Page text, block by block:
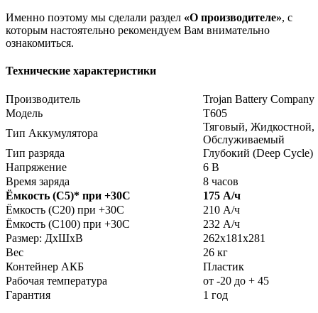
Именно поэтому мы сделали раздел «О производителе», с
которым настоятельно рекомендуем Вам внимательно
ознакомиться.
Технические характеристики
Производитель
Trojan Battery Company
Модель
T605
Тип Аккумулятора
Тяговый, Жидкостной,
Обслуживаемый
Тип разряда
Глубокий (Deep Cycle)
Напряжение
6 В
Время заряда
8 часов
Ёмкость (С5)* при +30С
175 А/ч
Ёмкость (С20) при +30С
210 А/ч
Ёмкость (С100) при +30С
232 А/ч
Размер: ДхШхВ
262х181х281
Вес
26 кг
Контейнер АКБ
Пластик
Рабочая температура
от -20 до + 45
Гарантия
1 год